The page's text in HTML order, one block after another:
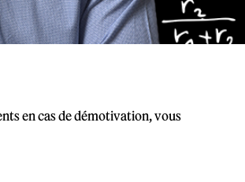
en cas de démotivation, vous